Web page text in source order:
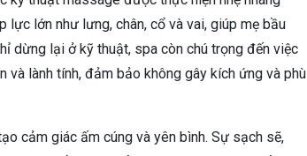
lực lớn như lưng, chân, cổ và vai, giúp mẹ bầu
dừng lại ở kỹ thuật, spa còn chú trọng đến việc
lành tính, đảm bảo không gây kích ứng và phù
cảm giác ấm cúng và yên bình. Sự sạch sẽ,